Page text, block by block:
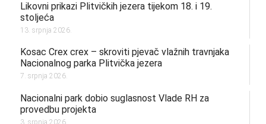
Likovni prikazi Plitvičkih jezera tijekom 18. i 19.
stoljeća
13. srpnja 2026.
Kosac Crex crex – skroviti pjevač vlažnih travnjaka
Nacionalnog parka Plitvička jezera
7. srpnja 2026.
Nacionalni park dobio suglasnost Vlade RH za
provedbu projekta
3. srpnja 2026.